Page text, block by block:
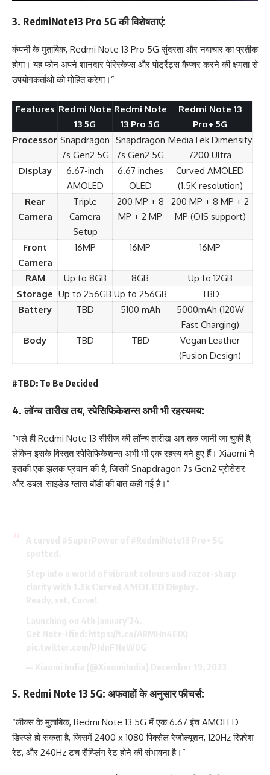
3. RedmiNote13 Pro 5G की विशेषताएं:
कंपनी के मुताबिक, Redmi Note 13 Pro 5G सुंदरता और नवाचार का प्रतीक
होगा। यह फोन अपने शानदार पेरिस्केप्स और पोर्ट्रेट्स कैप्चर करने की क्षमता से
उपयोगकर्ताओं को मोहित करेगा।”
Features Redmi Note
13 5G
Redmi Note
13 Pro 5G
Redmi Note 13
Pro+ 5G
Processor Snapdragon
7s Gen2 5G
Snapdragon
7s Gen2 5G
MediaTek Dimensity
7200 Ultra
Display
6.67-inch
AMOLED
6.67 inches
OLED
Curved AMOLED
(1.5K resolution)
Rear
Camera
Triple
Camera
Setup
200 MP + 8
MP + 2 MP
200 MP + 8 MP + 2
MP (OIS support)
Front
Camera
16MP 16MP 16MP
RAM Up to 8GB 8GB
Up to 12GB
Storage Up to 256GB Up to 256GB
TBD
Battery
TBD 5100 mAh
5000mAh (120W
Fast Charging)
Body
TBD TBD
Vegan Leather
(Fusion Design)
#TBD: To Be Decided
4.लॉन्च तारीख तय, स्पेसिफिकेशन्स अभी भी रहस्यमय:
“भले ही Redmi Note 13 सीरीज की लॉन्च तारीख अब तक जानी जा चुकी है,
लेकिन इसके विस्तृत स्पेसिफिकेशन्स अभी भी एक रहस्य बने हुए हैं। Xiaomi ने
इसकी एक झलक प्रदान की है, जिसमें Snapdragon 7s Gen2 प्रोसेसर
और डबल-साइडेड ग्लास बॉडी की बात कही गई है।”
5. Redmi Note 13 5G: अफवाहों के अनुसार फीचर्स:
“लीक्स के मुताबिक, Redmi Note 13 5G में एक 6.67 इंच AMOLED
डिस्प्ले हो सकता है, जिसमें 2400 x 1080 पिक्सेल रेज़ोल्यूशन, 120Hz रिफ़्रेश
रेट, और 240Hz टच सैम्प्लिंग रेट होने की संभावना है।”